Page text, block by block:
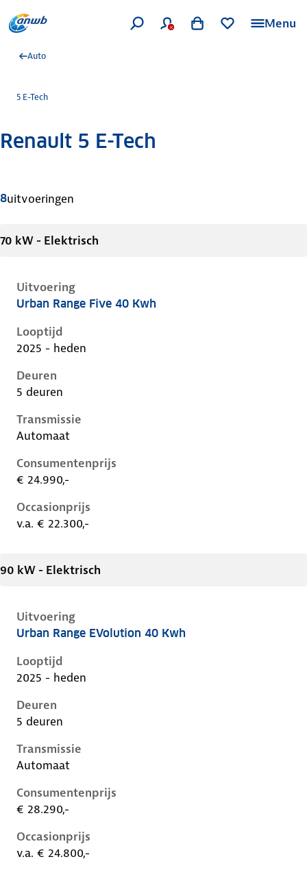
Menu
Auto
5 E-Tech
Renault 5 E-Tech
8uitvoeringen
70 kW - Elektrisch
Uitvoering
Renault 5 E-Tech iii, 40 kwh, 70 kW, Elektrisch, 5
Urban Range Five 40 Kwh
Looptijd
2025 - heden
Deuren
5 deuren
Transmissie
Automaat
Consumentenprijs
€ 24.990,-
Occasionprijs
v.a. € 22.300,-
90 kW - Elektrisch
Uitvoering
Renault 5 E-Tech iii, 40 kwh, 90 kW, Elektrisch, 5
Urban Range EVolution 40 Kwh
Looptijd
2025 - heden
Deuren
5 deuren
Transmissie
Automaat
Consumentenprijs
€ 28.290,-
Occasionprijs
v.a. € 24.800,-